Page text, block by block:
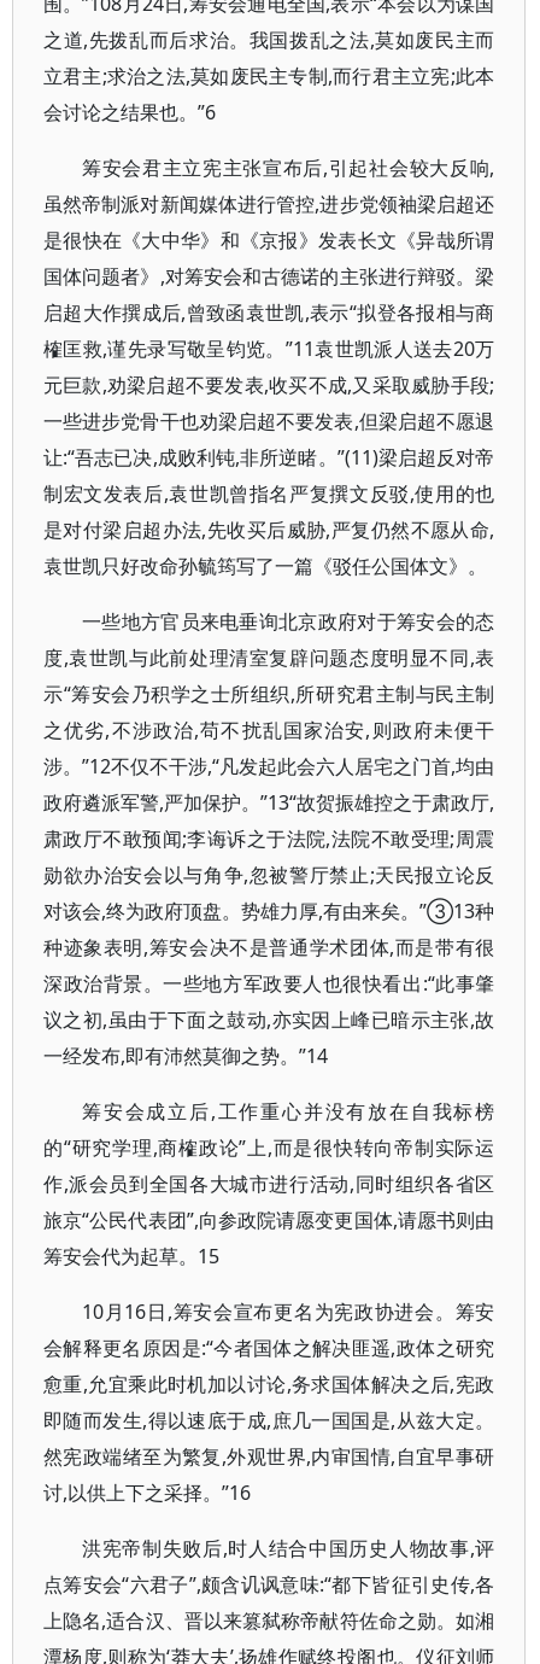
之道,先拨乱而后求治。我国拨乱之法,莫如废民主而
立君主;求治之法,莫如废民主专制,而行君主立宪;此本
会讨论之结果也。”6
筹安会君主立宪主张宣布后,引起社会较大反响,
虽然帝制派对新闻媒体进行管控,进步党领袖梁启超还
是很快在《大中华》和《京报》发表长文《异哉所谓
国体问题者》,对筹安会和古德诺的主张进行辩驳。梁
启超大作撰成后,曾致函袁世凯,表示“拟登各报相与商
榷匡救,谨先录写敬呈钧览。”11袁世凯派人送去20万
元巨款,劝梁启超不要发表,收买不成,又采取威胁手段;
一些进步党骨干也劝梁启超不要发表,但梁启超不愿退
让:“吾志已决,成败利钝,非所逆睹。”(11)梁启超反对帝
制宏文发表后,袁世凯曾指名严复撰文反驳,使用的也
是对付梁启超办法,先收买后威胁,严复仍然不愿从命,
袁世凯只好改命孙毓筠写了一篇《驳任公国体文》。
一些地方官员来电垂询北京政府对于筹安会的态
度,袁世凯与此前处理清室复辟问题态度明显不同,表
示“筹安会乃积学之士所组织,所研究君主制与民主制
之优劣,不涉政治,苟不扰乱国家治安,则政府未便干
涉。”12不仅不干涉,“凡发起此会六人居宅之门首,均由
政府遴派军警,严加保护。”13“故贺振雄控之于肃政厅,
肃政厅不敢预闻;李诲诉之于法院,法院不敢受理;周震
勋欲办治安会以与角争,忽被警厅禁止;天民报立论反
对该会,终为政府顶盘。势雄力厚,有由来矣。”③13种
种迹象表明,筹安会决不是普通学术团体,而是带有很
深政治背景。一些地方军政要人也很快看出:“此事肇
议之初,虽由于下面之鼓动,亦实因上峰已暗示主张,故
一经发布,即有沛然莫御之势。”14
筹安会成立后,工作重心并没有放在自我标榜
的“研究学理,商榷政论”上,而是很快转向帝制实际运
作,派会员到全国各大城市进行活动,同时组织各省区
旅京“公民代表团”,向参政院请愿变更国体,请愿书则由
筹安会代为起草。15
10月16日,筹安会宣布更名为宪政协进会。筹安
会解释更名原因是:“今者国体之解决匪遥,政体之研究
愈重,允宜乘此时机加以讨论,务求国体解决之后,宪政
即随而发生,得以速底于成,庶几一国国是,从兹大定。
然宪政端绪至为繁复,外观世界,内审国情,自宜早事研
讨,以供上下之采择。”16
洪宪帝制失败后,时人结合中国历史人物故事,评
点筹安会“六君子”,颇含讥讽意味:“都下皆征引史传,各
上隐名,适合汉、晋以来篡弑称帝献符佐命之勋。如湘
潭杨度,则称为‘莽大夫’,扬雄作赋终投阁也。仪征刘师